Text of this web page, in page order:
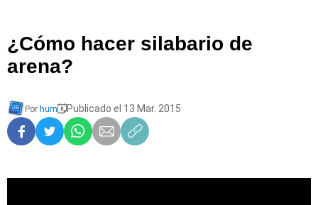
¿Cómo hacer silabario de
arena?
Por hum Publicado el 13 Mar. 2015